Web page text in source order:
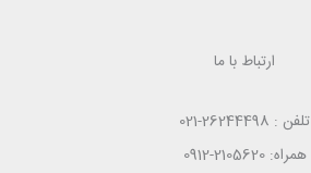
ارتباط با ما
تلفن : 26244498-021
همراه: 2105620-0912